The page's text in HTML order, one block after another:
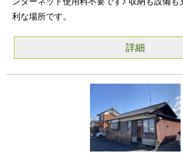
利な場所です。
詳細